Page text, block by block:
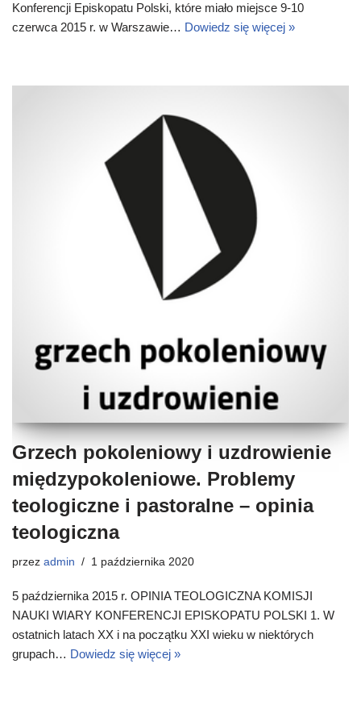
Konferencji Episkopatu Polski, które miało miejsce 9-10
czerwca 2015 r. w Warszawie… Dowiedz się więcej »
Grzech pokoleniowy i uzdrowienie
międzypokoleniowe. Problemy
teologiczne i pastoralne – opinia
teologiczna
przez admin 1 października 2020
5 października 2015 r. OPINIA TEOLOGICZNA KOMISJI
NAUKI WIARY KONFERENCJI EPISKOPATU POLSKI 1. W
ostatnich latach XX i na początku XXI wieku w niektórych
grupach… Dowiedz się więcej »